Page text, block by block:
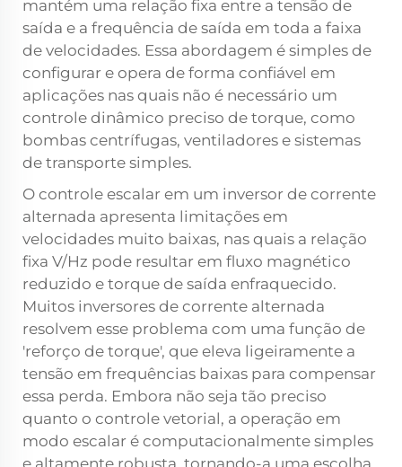
mantém uma relação fixa entre a tensão de
saída e a frequência de saída em toda a faixa
de velocidades. Essa abordagem é simples de
configurar e opera de forma confiável em
aplicações nas quais não é necessário um
controle dinâmico preciso de torque, como
bombas centrífugas, ventiladores e sistemas
de transporte simples.
O controle escalar em um inversor de corrente
alternada apresenta limitações em
velocidades muito baixas, nas quais a relação
fixa V/Hz pode resultar em fluxo magnético
reduzido e torque de saída enfraquecido.
Muitos inversores de corrente alternada
resolvem esse problema com uma função de
'reforço de torque', que eleva ligeiramente a
tensão em frequências baixas para compensar
essa perda. Embora não seja tão preciso
quanto o controle vetorial, a operação em
modo escalar é computacionalmente simples
e altamente robusta, tornando-a uma escolha